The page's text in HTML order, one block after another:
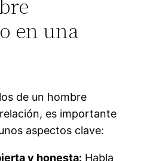
en una
de un hombre
es importante
aspectos clave:
y honesta: Habla